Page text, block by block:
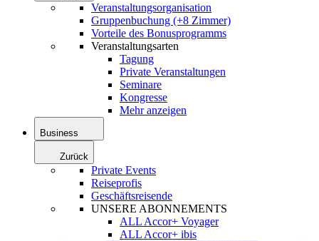
Veranstaltungsorganisation
Gruppenbuchung (+8 Zimmer)
Vorteile des Bonusprogramms
Veranstaltungsarten
Tagung
Private Veranstaltungen
Seminare
Kongresse
Mehr anzeigen
Business
Zurück
Private Events
Reiseprofis
Geschäftsreisende
UNSERE ABONNEMENTS
ALL Accor+ Voyager
ALL Accor+ ibis